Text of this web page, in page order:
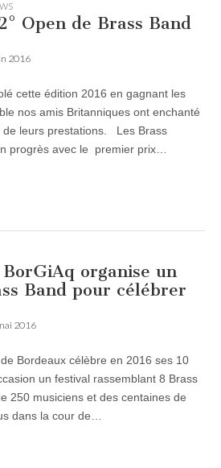
Open de Brass Band
2016
cette édition 2016 en gagnant les
nos amis Britanniques ont enchanté
de leurs prestations. Les Brass
progrès avec le premier prix…
organise un
Band pour célébrer
2016
Bordeaux célèbre en 2016 ses 10
un festival rassemblant 8 Brass
250 musiciens et des centaines de
dans la cour de…